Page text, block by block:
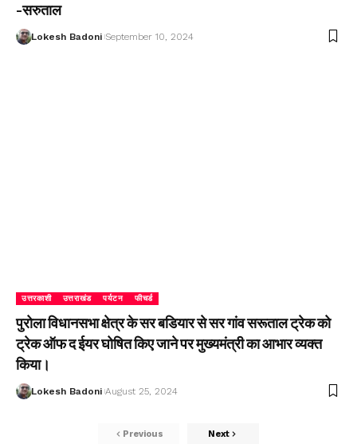
-सरुताल
Lokesh Badoni September 10, 2024
उत्तरकाशी उत्तराखंड पर्यटन फीचर्ड
पुरोला विधानसभा क्षेत्र के सर बडियार से सर गांव सरूताल ट्रेक को
ट्रेक ऑफ द ईयर घोषित किए जाने पर मुख्यमंत्री का आभार व्यक्त
किया।
Lokesh Badoni August 25, 2024
Previous Next